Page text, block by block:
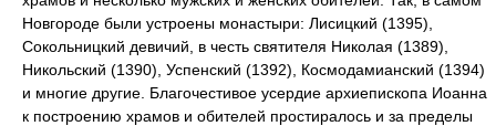
Новгороде были устроены монастыри: Лисицкий (1395),
Сокольницкий девичий, в честь святителя Николая (1389),
Никольский (1390), Успенский (1392), Космодамианский (1394)
и многие другие. Благочестивое усердие архиепископа Иоанна
к построению храмов и обителей простиралось и за пределы